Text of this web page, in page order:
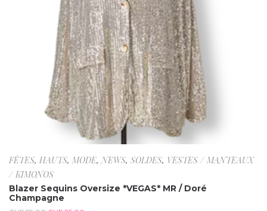
FÊTES, HAUTS, MODE,NEWS, SOLDES, VESTES / MANTEAUX
/ KIMONOS
Blazer Sequins Oversize *VEGAS* MR / Doré
Champagne